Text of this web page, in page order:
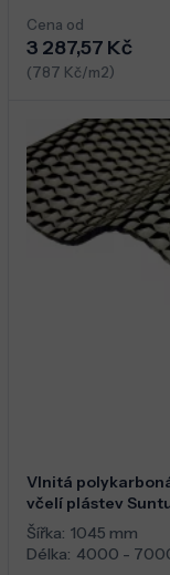
Cena od
3 287,57 Kč
(787 Kč/m2)
Vlnitá
včelí plástev
Šířka: 1045 mm
Délka: 4000 -